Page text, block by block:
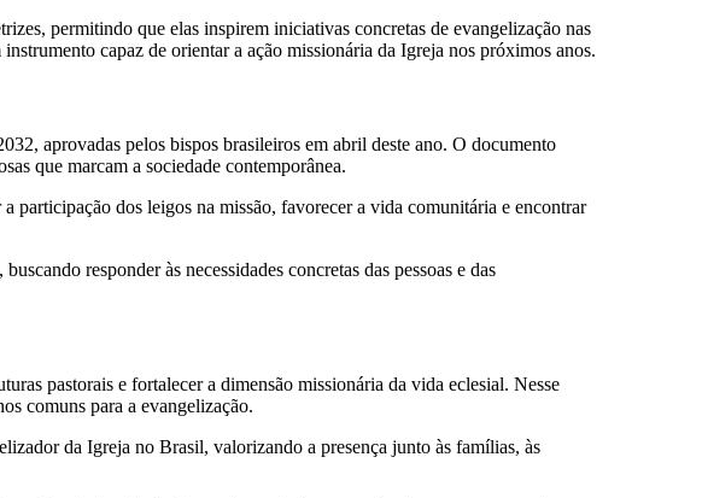
permitindo que elas inspirem iniciativas concretas de evangelização nas
capaz de orientar a ação missionária da Igreja nos próximos anos.
aprovadas pelos bispos brasileiros em abril deste ano. O documento
que marcam a sociedade contemporânea.
participação dos leigos na missão, favorecer a vida comunitária e encontrar
responder às necessidades concretas das pessoas e das
pastorais e fortalecer a dimensão missionária da vida eclesial. Nesse
comuns para a evangelização.
da Igreja no Brasil, valorizando a presença junto às famílias, às